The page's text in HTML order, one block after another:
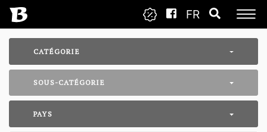
FR
CATÉGORIE
SOUS-CATÉGORIE
PAYS